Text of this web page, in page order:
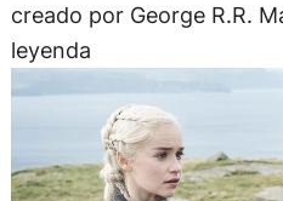
creado por George R.R.
leyenda